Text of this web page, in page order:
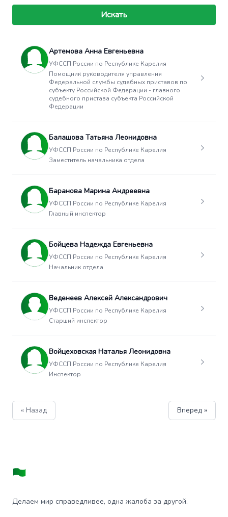
Искать
Артемова Анна Евгеньевна
УФССП России по Республике Карелия
Помощник руководителя управления
Федеральной службы судебных приставов по
субъекту Российской Федерации - главного
судебного пристава субъекта Российской
Федерации
Балашова Татьяна Леонидовна
УФССП России по Республике Карелия
Заместитель начальника отдела
Баранова Марина Андреевна
УФССП России по Республике Карелия
Главный инспектор
Бойцева Надежда Евгеньевна
УФССП России по Республике Карелия
Начальник отдела
Веденеев Алексей Александрович
УФССП России по Республике Карелия
Старший инспектор
Войцеховская Наталья Леонидовна
УФССП России по Республике Карелия
Инспектор
« Назад Вперед »
Делаем мир справедливее, одна жалоба за другой.